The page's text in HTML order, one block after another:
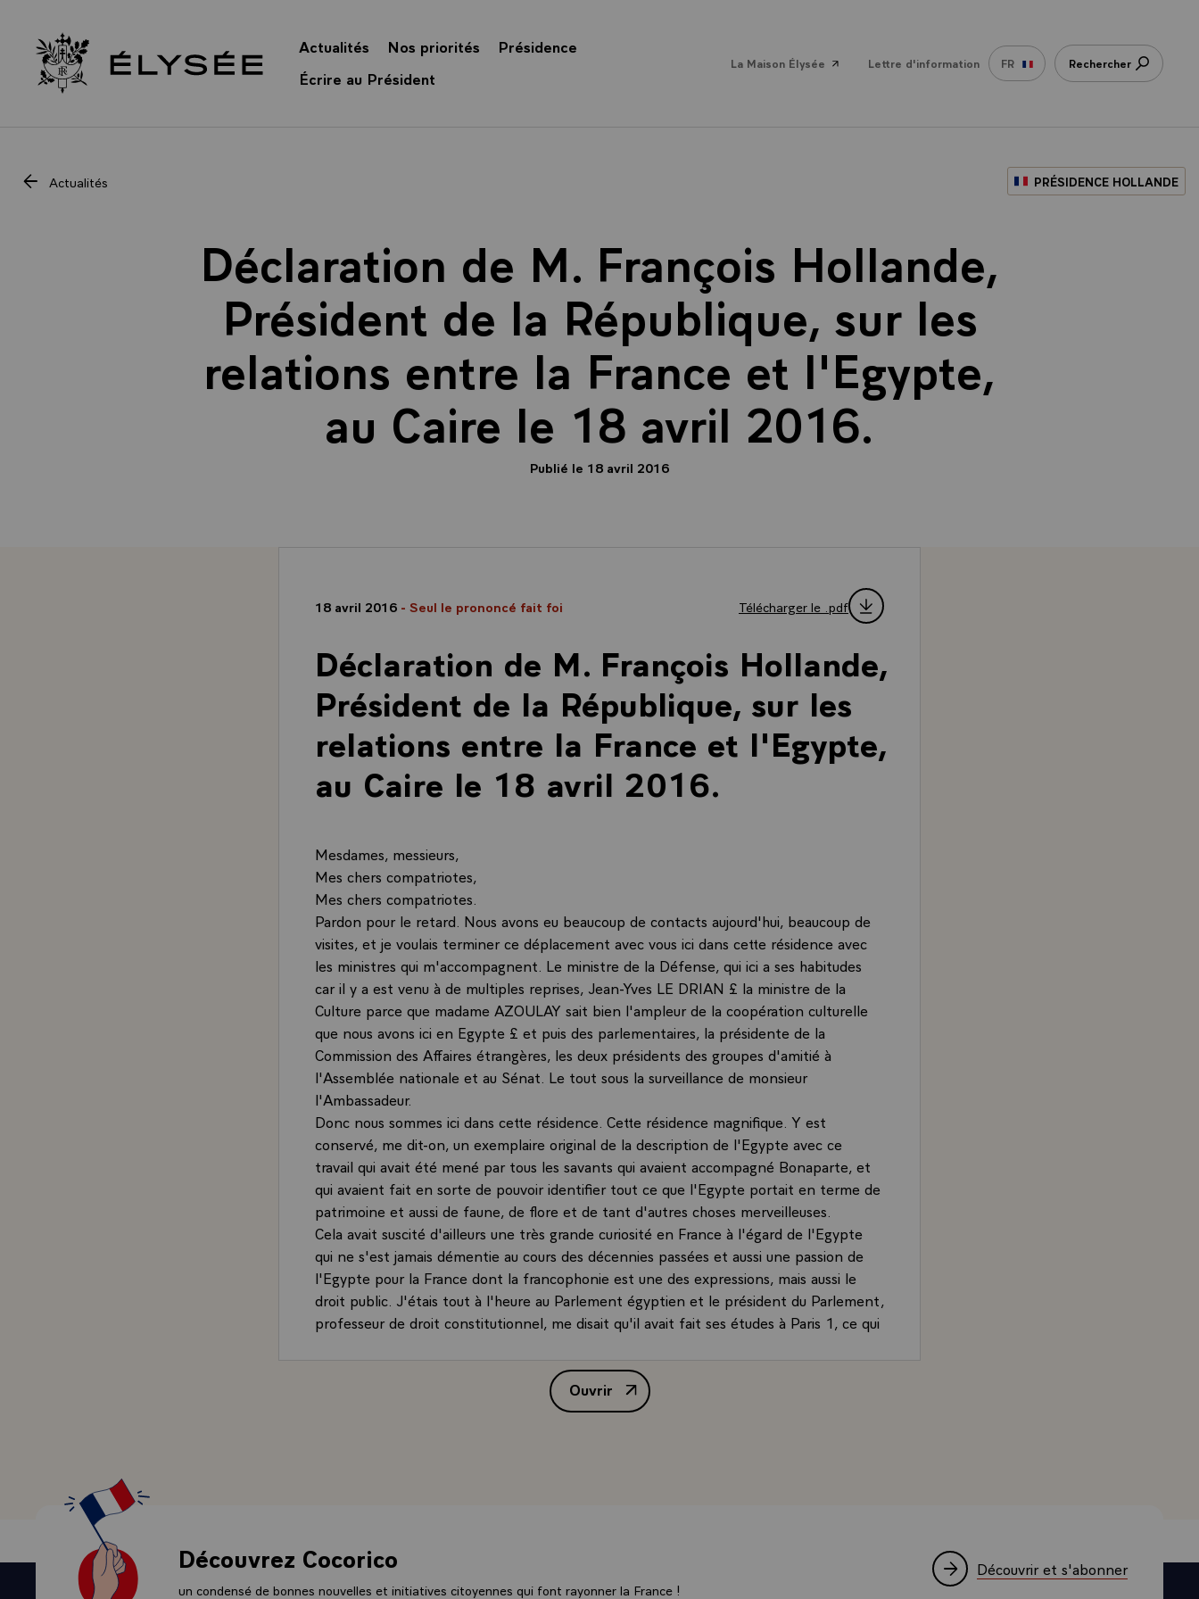
Retour à l’accueil Élysée
Actualités Nos priorités
Présidence
Écrire au Président
La Maison Élysée Lettre d'information FR Rechercher
Actualités PRÉSIDENCE HOLLANDE
Déclaration de M. François Hollande,
Président de la République, sur les
relations entre la France et l'Egypte,
au Caire le 18 avril 2016.
Publié le 18 avril 2016
18 avril 2016 - Seul le prononcé fait foi Télécharger le .pdf
Déclaration de M. François Hollande,
Président de la République, sur les
relations entre la France et l'Egypte,
au Caire le 18 avril 2016.
Mesdames, messieurs,
Mes chers compatriotes,
Mes chers compatriotes.
Pardon pour le retard. Nous avons eu beaucoup de contacts aujourd'hui, beaucoup de
visites, et je voulais terminer ce déplacement avec vous ici dans cette résidence avec
les ministres qui m'accompagnent. Le ministre de la Défense, qui ici a ses habitudes
car il y a est venu à de multiples reprises, Jean-Yves LE DRIAN £ la ministre de la
Culture parce que madame AZOULAY sait bien l'ampleur de la coopération culturelle
que nous avons ici en Egypte £ et puis des parlementaires, la présidente de la
Commission des Affaires étrangères, les deux présidents des groupes d'amitié à
l'Assemblée nationale et au Sénat. Le tout sous la surveillance de monsieur
l'Ambassadeur.
Donc nous sommes ici dans cette résidence. Cette résidence magnifique. Y est
conservé, me dit-on, un exemplaire original de la description de l'Egypte avec ce
travail qui avait été mené par tous les savants qui avaient accompagné Bonaparte, et
qui avaient fait en sorte de pouvoir identifier tout ce que l'Egypte portait en terme de
patrimoine et aussi de faune, de flore et de tant d'autres choses merveilleuses.
Cela avait suscité d'ailleurs une très grande curiosité en France à l'égard de l'Egypte
qui ne s'est jamais démentie au cours des décennies passées et aussi une passion de
l'Egypte pour la France dont la francophonie est une des expressions, mais aussi le
droit public. J'étais tout à l'heure au Parlement égyptien et le président du Parlement,
professeur de droit constitutionnel, me disait qu'il avait fait ses études à Paris 1, ce qui
C'est la deuxième fois que je viens en Egypte. La première c'était à l'occasion du
doublement du Canal de Suez, et puis aujourd'hui en visite d'Etat au Caire. Et je tenais
D'abord la Libye parce que l'Egypte a 1200 km de frontière commune, et parce que
d'une certaine façon, ce qui se passe en Libye nous inquiète au plus haut point.
Ouvrir
Déclaration de M. François Hollande, Président de la République, sur les relations entre
Découvrez Cocorico
un condensé de bonnes nouvelles et initiatives citoyennes qui font rayonner la France !
Découvrir et s'abonner